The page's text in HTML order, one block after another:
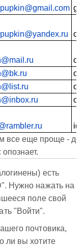
все еще проще -
есть
Нужно нажать на
поле свой
"Войти".
почтовика,
ли вы хотите